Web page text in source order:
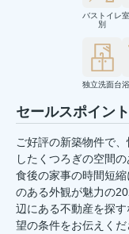
バストイレ
別
独立洗面台
セールスポイント
ご好評の新築物件で
したくつろぎの空間
食後の家事の時間短
のある外観が魅力の
辺にある不動産を探
望の条件をお伝えくだ